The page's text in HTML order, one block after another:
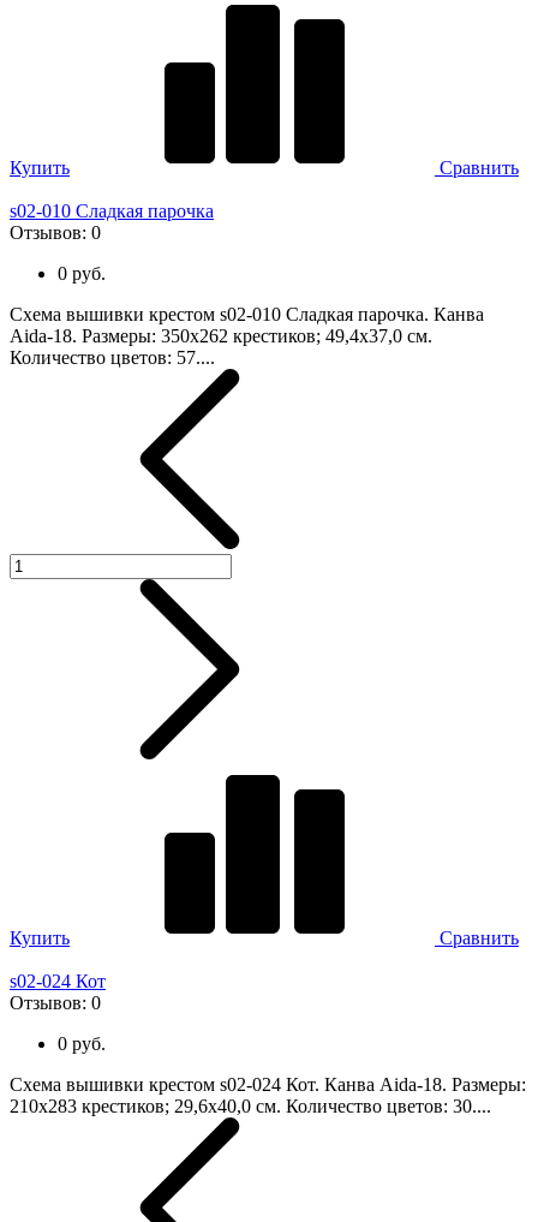
Купить Сравнить
s02-010 Сладкая парочка
Отзывов: 0
0 руб.
Схема вышивки крестом s02-010 Сладкая парочка. Канва
Aida-18. Размеры: 350х262 крестиков; 49,4х37,0 см.
Количество цветов: 57....
Купить Сравнить
s02-024 Кот
Отзывов: 0
0 руб.
Схема вышивки крестом s02-024 Кот. Канва Aida-18. Размеры:
210х283 крестиков; 29,6х40,0 см. Количество цветов: 30....